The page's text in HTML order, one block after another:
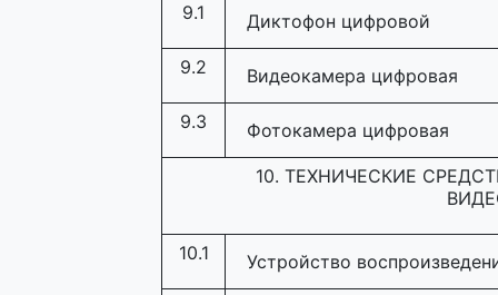
9.1 Диктофон цифровой
9.2 Видеокамера цифровая
9.3 Фотокамера цифровая
10. ТЕХНИЧЕСКИЕ
10.1 Устройство